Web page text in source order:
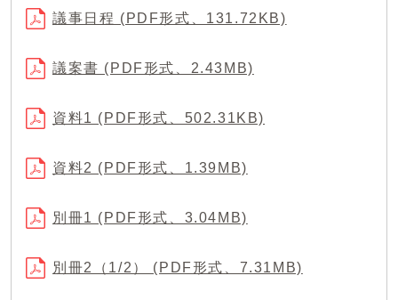
議事日程 (PDF形式、131.72KB)
議案書 (PDF形式、2.43MB)
資料1 (PDF形式、502.31KB)
資料2 (PDF形式、1.39MB)
別冊1 (PDF形式、3.04MB)
別冊2（1/2） (PDF形式、7.31MB)